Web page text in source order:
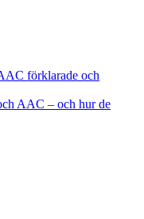
förklarade och
AAC – och hur de